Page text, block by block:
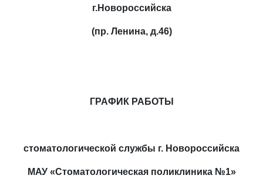
г.Новороссийска
(пр. Ленина, д.46)
ГРАФИК РАБОТЫ
стоматологической службы г. Новороссийска
МАУ «Стоматологическая поликлиника №1»